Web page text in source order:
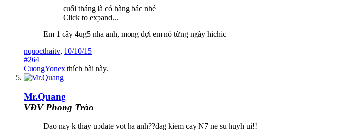
cuối tháng là có hàng bác nhé
Click to expand...
Em 1 cây 4ug5 nha anh, mong đợi em nó từng ngày hichic
nquocthaitv, 10/10/15
#264
CuongYonex thích bài này.
Mr.Quang
VĐV Phong Trào
Dao nay k thay update vot ha anh??dag kiem cay N7 ne su huyh ui!!